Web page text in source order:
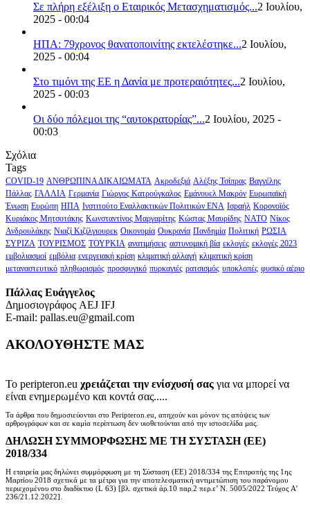
Σε πλήρη εξέλιξη ο Εταιρικός Μετασχηματισμός...2 Ιουλίου,
2025 - 00:04
ΗΠΑ: 79χρονος θανατοποινίτης εκτελέστηκε...2 Ιουλίου,
2025 - 00:04
Στο τιμόνι της ΕΕ η Δανία με προτεραιότητες...2 Ιουλίου,
2025 - 00:03
Οι δύο πόλεμοι της “αυτοκρατορίας”...2 Ιουλίου, 2025 -
00:03
Σχόλια
Tags
COVID-19 ΑΝΘΡΩΠΙΝΑ ΔΙΚΑΙΩΜΑΤΑ Ακροδεξιά Αλέξης Τσίπρας Βαγγέλης
Πάλλας ΓΑΛΛΙΑ Γερμανία Γιώργος Κατρούγκαλος Εμάνουελ Μακρόν Ευρωπαϊκή
Ένωση Ευρώπη ΗΠΑ Ινστιτούτο Εναλλακτικών Πολιτικών ΕΝΑ Ισραήλ Κορονοϊός
Κυριάκος Μητσοτάκης Κωνσταντίνος Μαργαρίτης Κώστας Μαυρίδης ΝΑΤΟ Νίκος
Ανδρουλάκης Νιαζί Κιζίλγιουρεκ Οικονομία Ουκρανία Πανδημία Πολιτική ΡΩΣΙΑ
ΣΥΡΙΖΑ ΤΟΥΡΙΣΜΟΣ ΤΟΥΡΚΙΑ ανατιμήσεις αστυνομική βία εκλογές εκλογές 2023
εμβολιασμοί εμβόλια ενεργειακή κρίση κλιματική αλλαγή κλιματική κρίση
μεταναστευτικό πληθωρισμός προσφυγικό πυρκαγιές ρατσισμός υποκλοπές φυσικό αέριο
Πάλλας Ευάγγελος
Δημοσιογράφος AEJ ΙFJ
E-mail: pallas.eu@gmail.com
ΑΚΟΛΟΥΘΗΣΤΕ ΜΑΣ
Το peripteron.eu χρειάζεται την ενίσχυσή σας για να μπορεί να
είναι ενημερωμένο και κοντά σας.....
Τα άρθρα που δημοσιεύονται στο Peripteron.eu, απηχούν και μόνον τις απόψεις των
αρθρογράφων και σε καμία περίπτωση δεν υιοθετούνται από την ιστοσελίδα μας.
ΔΗΛΩΣΗ ΣΥΜΜΟΡΦΩΣΗΣ ΜΕ ΤΗ ΣΥΣΤΑΣΗ (ΕΕ)
2018/334
Η εταιρεία μας δηλώνει συμμόρφωση με τη Σύσταση (ΕΕ) 2018/334 της Επιτροπής της 1ης
Μαρτίου 2018 σχετικά με τα μέτρα για την αποτελεσματική αντιμετώπιση του παράνομου
περιεχομένου στο διαδίκτυο (L 63) [βλ. σχετικά άρ.10 παρ.2 περ.ε’ Ν. 5005/2022 Τεύχος A’
236/21.12.2022].